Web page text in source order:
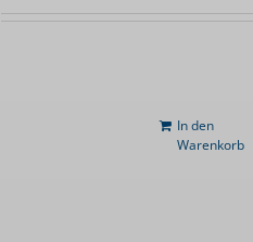
In den
Warenkorb